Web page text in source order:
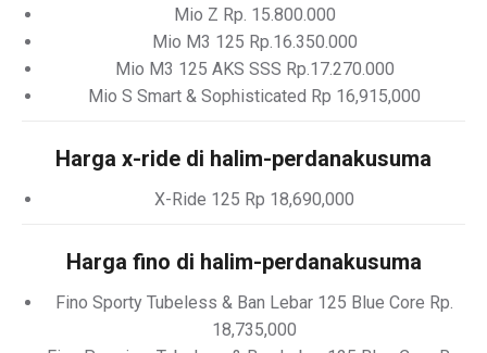
Mio Z Rp. 15.800.000
Mio M3 125 Rp.16.350.000
Mio M3 125 AKS SSS Rp.17.270.000
Mio S Smart & Sophisticated Rp 16,915,000
Harga x-ride di halim-perdanakusuma
X-Ride 125 Rp 18,690,000
Harga fino di halim-perdanakusuma
Fino Sporty Tubeless & Ban Lebar 125 Blue Core Rp.
18,735,000